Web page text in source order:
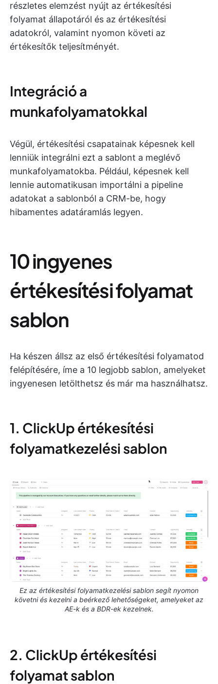
részletes elemzést nyújt az értékesítési
folyamat állapotáról és az értékesítési
adatokról, valamint nyomon követi az
értékesítők teljesítményét.
Integráció a
munkafolyamatokkal
Végül, értékesítési csapatainak képesnek kell
lenniük integrálni ezt a sablont a meglévő
munkafolyamatokba. Például, képesnek kell
lennie automatikusan importálni a pipeline
adatokat a sablonból a CRM-be, hogy
hibamentes adatáramlás legyen.
10 ingyenes
értékesítési folyamat
sablon
Ha készen állsz az első értékesítési folyamatod
felépítésére, íme a 10 legjobb sablon, amelyeket
ingyenesen letölthetsz és már ma használhatsz.
1. ClickUp értékesítési
folyamatkezelési sablon
Ez az értékesítési folyamatkezelési sablon segít nyomon
követni és kezelni a beérkező lehetőségeket, amelyeket az
AE-k és a BDR-ek kezelnek.
2. ClickUp értékesítési
folyamat sablon